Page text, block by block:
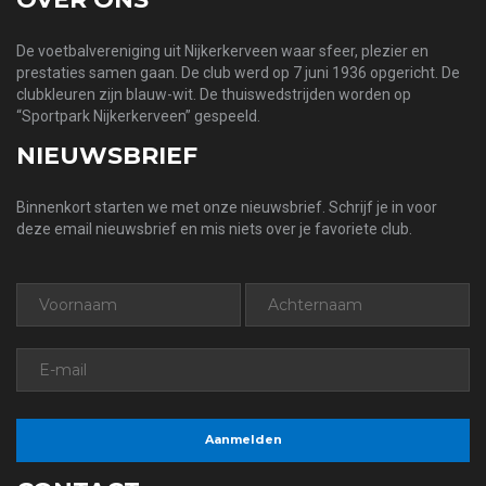
De voetbalvereniging uit Nijkerkerveen waar sfeer, plezier en
prestaties samen gaan. De club werd op 7 juni 1936 opgericht. De
clubkleuren zijn blauw-wit. De thuiswedstrijden worden op
“Sportpark Nijkerkerveen” gespeeld.
NIEUWSBRIEF
Binnenkort starten we met onze nieuwsbrief. Schrijf je in voor
deze email nieuwsbrief en mis niets over je favoriete club.